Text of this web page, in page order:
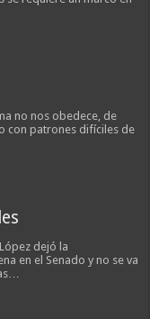
no nos obedece, de
con patrones difíciles de
dejó la
en el Senado y no se va